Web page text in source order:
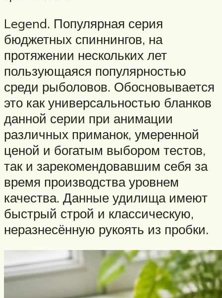
Legend. Популярная серия
бюджетных спиннингов, на
протяжении нескольких лет
пользующаяся популярностью
среди рыболовов. Обосновывается
это как универсальностью бланков
данной серии при анимации
различных приманок, умеренной
ценой и богатым выбором тестов,
так и зарекомендовавшим себя за
время производства уровнем
качества. Данные удилища имеют
быстрый строй и классическую,
неразнесённую рукоять из пробки.